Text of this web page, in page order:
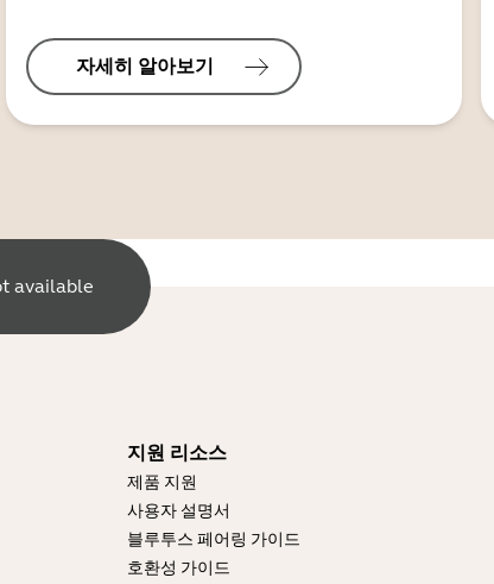
자세히 알아보기
available
지원 리소스
제품 지원
사용자 설명서
블루투스 페어링 가이드
호환성 가이드